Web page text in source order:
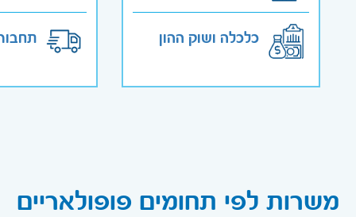
כלכלה ושוק ההון
משרות לפי תחומים פופולאריים